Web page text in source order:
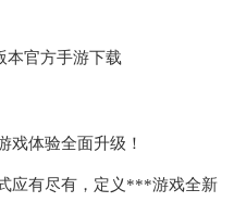
戏体验全面升级！
应有尽有，定义***游戏全新